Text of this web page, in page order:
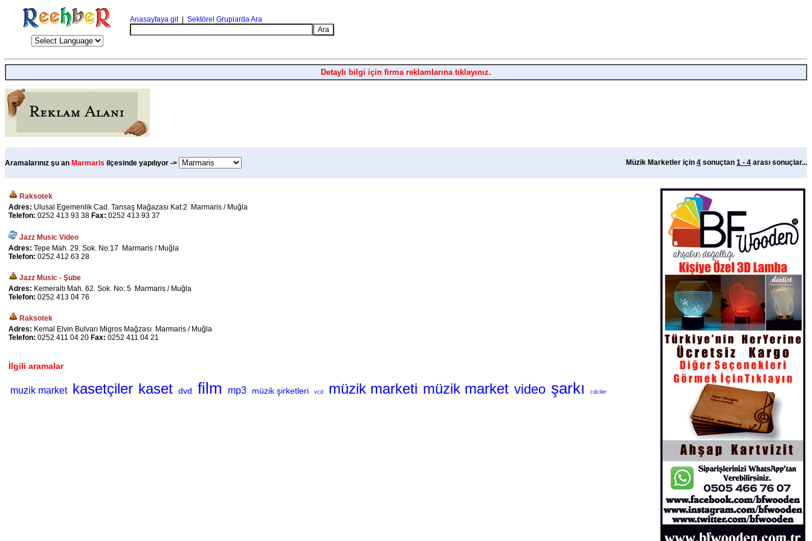
Anasayfaya git| Sektörel Gruplarda Ara
Detaylı bilgi için firma reklamlarına tıklayınız.
Aramalarınız şu an Marmaris ilçesinde yapılıyor -> Müzik Marketler için 4 sonuçtan 1 - 4 arası sonuçlar...
Raksotek
Adres: Ulusal Egemenlik Cad. Tansaş Mağazası Kat:2 Marmaris / Muğla
Telefon: 0252 413 93 38 Fax: 0252 413 93 37
Jazz Music Video
Adres: Tepe Mah. 29. Sok. No:17 Marmaris / Muğla
Telefon: 0252 412 63 28
Jazz Music - Şube
Adres: Kemeraltı Mah. 62. Sok. No: 5 Marmaris / Muğla
Telefon: 0252 413 04 76
Raksotek
Adres: Kemal Elvin Bulvarı Migros Mağzası Marmaris / Muğla
Telefon: 0252 411 04 20 Fax: 0252 411 04 21
İlgili aramalar
muzik market kasetçiler kaset dvd film mp3 müzik şirketleri vcd müzik marketi müzik market video şarkı cdciler